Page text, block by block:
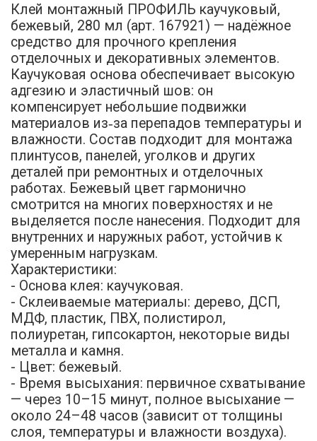
Клей монтажный ПРОФИЛЬ каучуковый,
бежевый, 280 мл (арт. 167921) — надёжное
средство для прочного крепления
отделочных и декоративных элементов.
Каучуковая основа обеспечивает высокую
адгезию и эластичный шов: он
компенсирует небольшие подвижки
материалов из‑за перепадов температуры и
влажности. Состав подходит для монтажа
плинтусов, панелей, уголков и других
деталей при ремонтных и отделочных
работах. Бежевый цвет гармонично
смотрится на многих поверхностях и не
выделяется после нанесения. Подходит для
внутренних и наружных работ, устойчив к
умеренным нагрузкам.
Характеристики:
- Основа клея: каучуковая.
- Склеиваемые материалы: дерево, ДСП,
МДФ, пластик, ПВХ, полистирол,
полиуретан, гипсокартон, некоторые виды
металла и камня.
- Цвет: бежевый.
- Время высыхания: первичное схватывание
— через 10–15 минут, полное высыхание —
около 24–48 часов (зависит от толщины
слоя, температуры и влажности воздуха).